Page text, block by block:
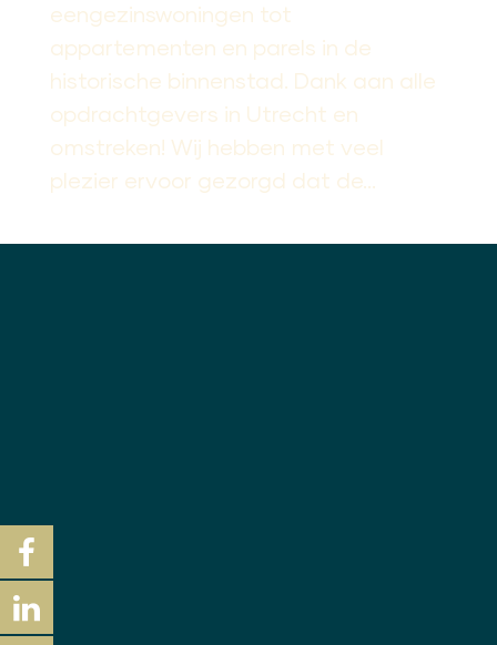
eengezinswoningen tot
appartementen en parels in de
historische binnenstad. Dank aan alle
opdrachtgevers in Utrecht en
omstreken! Wij hebben met veel
plezier ervoor gezorgd dat de...